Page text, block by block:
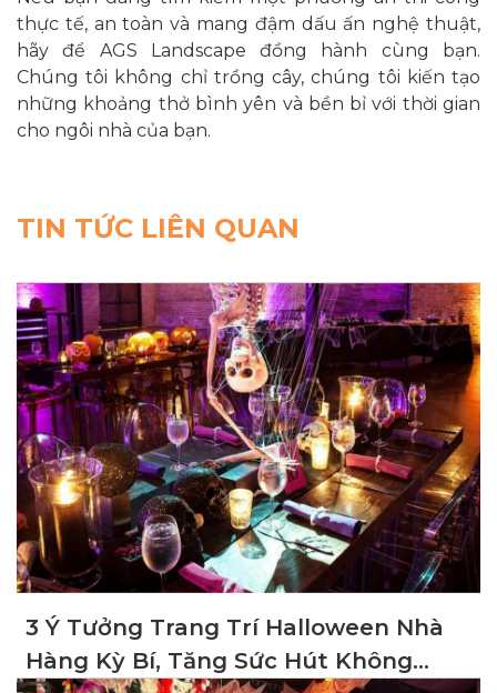
thực tế, an toàn và mang đậm dấu ấn nghệ thuật,
hãy để AGS Landscape đồng hành cùng bạn.
Chúng tôi không chỉ trồng cây, chúng tôi kiến tạo
những khoảng thở bình yên và bền bỉ với thời gian
cho ngôi nhà của bạn.
TIN TỨC LIÊN QUAN
3 Ý Tưởng Trang Trí Halloween Nhà
Hàng Kỳ Bí, Tăng Sức Hút Không